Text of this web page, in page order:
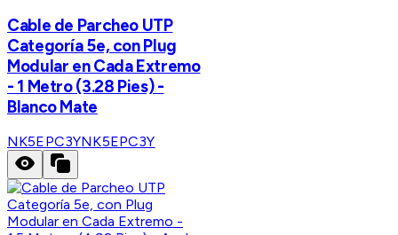
Cable de Parcheo UTP
Categoría 5e, con Plug
Modular en Cada Extremo
- 1 Metro (3.28 Pies) -
Blanco Mate
NK5EPC3YNK5EPC3Y